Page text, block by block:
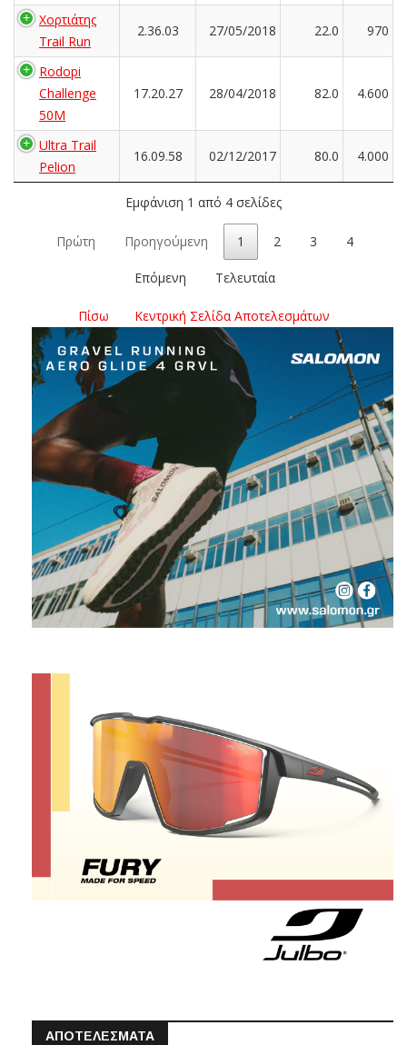
Χορτιάτης
Trail Run
2.36.03 27/05/2018 22.0 970
Rodopi
Challenge
50M
17.20.27 28/04/2018 82.0 4.600
Ultra Trail
Pelion
16.09.58 02/12/2017 80.0 4.000
Εμφάνιση 1 από 4 σελίδες
Πρώτη Προηγούμενη 1 2 3 4
Επόμενη Τελευταία
Πίσω Κεντρική Σελίδα Αποτελεσμάτων
ΑΠΟΤΕΛΕΣΜΑΤΑ